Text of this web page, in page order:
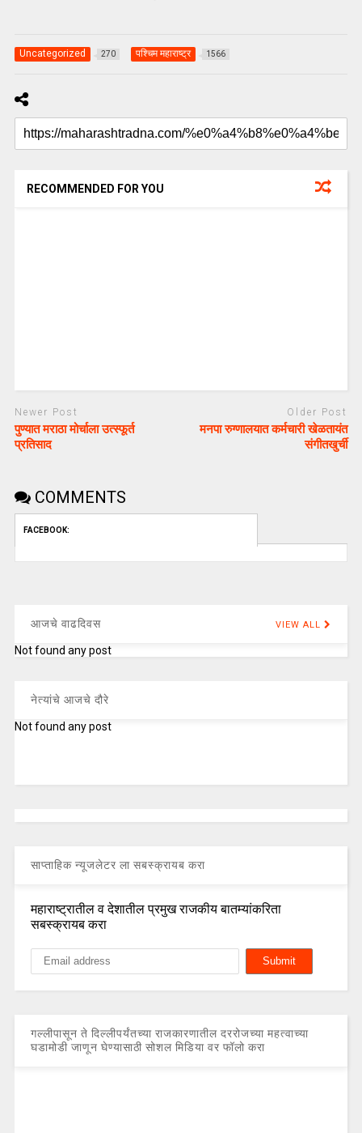
Uncategorized 270 पश्चिम महाराष्ट्र 1566
RECOMMENDED FOR YOU
Newer Post
पुण्यात मराठा मोर्चाला उत्स्फूर्त
प्रतिसाद
Older Post
मनपा रुग्णालयात कर्मचारी खेळतायंत
संगीतखुर्ची
COMMENTS
FACEBOOK:
आजचे वाढदिवस VIEW ALL
Not found any post
नेत्यांचे आजचे दौरे
Not found any post
साप्ताहिक न्यूजलेटर ला सबस्क्रायब करा
महाराष्ट्रातील व देशातील प्रमुख राजकीय बातम्यांकरिता
सबस्क्रायब करा
गल्लीपासून ते दिल्लीपर्यंतच्या राजकारणातील दररोजच्या महत्वाच्या
घडामोडी जाणून घेण्यासाठी सोशल मिडिया वर फॉलो करा